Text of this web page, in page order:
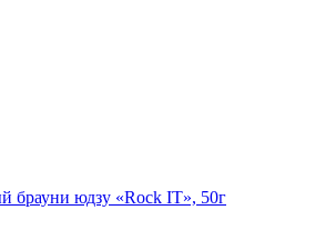
брауни юдзу «Rock IT», 50г